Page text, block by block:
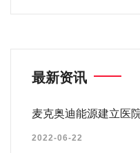
最新资讯
麦克奥迪能源建立医
2022-06-22